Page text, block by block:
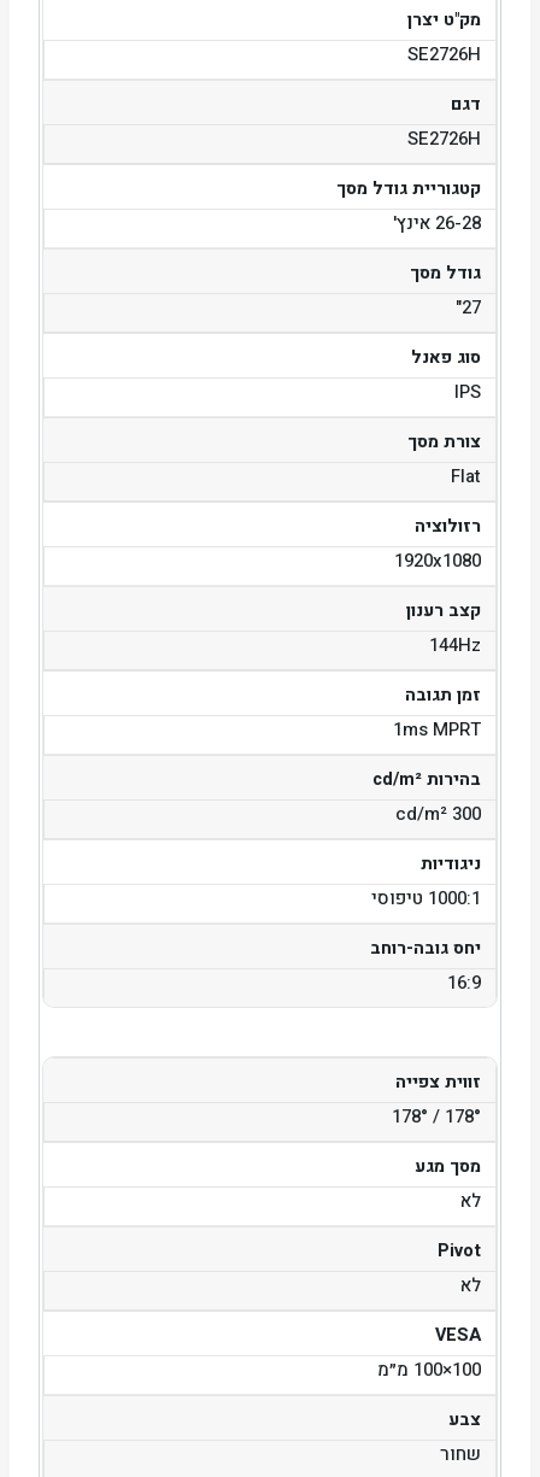
מק"ט יצרן
SE2726H
דגם
SE2726H
קטגוריית גודל מסך
26-28 אינץ'
גודל מסך
27"
סוג פאנל
IPS
צורת מסך
Flat
רזולוציה
1920x1080
קצב רענון
144Hz
זמן תגובה
1ms MPRT
בהירות cd/m²
300 cd/m²
ניגודיות
1000:1 טיפוסי
יחס גובה-רוחב
16:9
זווית צפייה
178° / 178°
מסך מגע
לא
Pivot
לא
VESA
100×100 מ״מ
צבע
שחור